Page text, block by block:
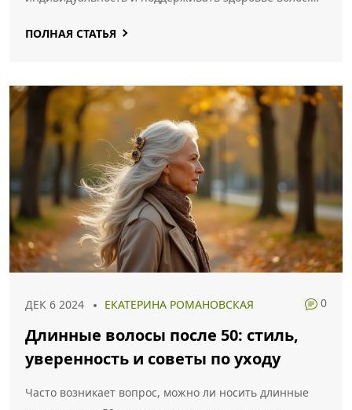
культурных тенденций на восприятие женственности
ПОЛНАЯ СТАТЬЯ
ДЕК 6 2024 ЕКАТЕРИНА РОМАНОВСКАЯ 0
Длинные волосы после 50: стиль,
уверенность и советы по уходу
Часто возникает вопрос, можно ли носить длинные